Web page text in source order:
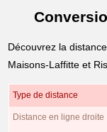
Découvrez la
Maisons-Laffitte et
Type de distance
Distance en ligne droite